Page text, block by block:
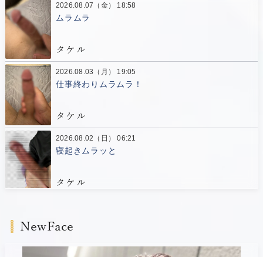
2026.08.07（金） 18:58
ムラムラ
タケル
2026.08.03（月） 19:05
仕事終わりムラムラ！
タケル
2026.08.02（日） 06:21
寝起きムラッと
タケル
タケル
NewFace